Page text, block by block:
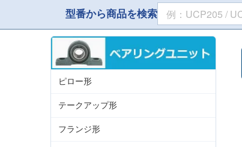
型番から商品を検索
ピロー形
テークアップ形
フランジ形